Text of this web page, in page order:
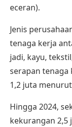
eceran).
Jenis
tenaga kerja
jadi, kayu,
serapan
1,2 juta menurut
Hingga 2024,
kekurangan 2,5